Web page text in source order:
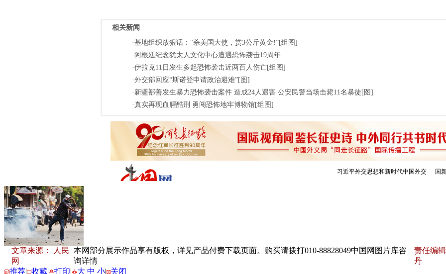
相关新闻
·基地组织放狠话："杀美国大使，赏3公斤黄金!”[组图]
·阿根廷纪念犹太人文化中心遭遇恐怖袭击19周年
·伊拉克11日发生多起恐怖袭击近两百人伤亡[组图]
·外交部回应“斯诺登申请政治避难”[图]
·新疆鄯善发生暴力恐怖袭击案件 造成24人遇害 公安民警当场击毙11名暴徒[图]
·真实再现血腥酷刑 勇闯恐怖地牢博物馆[组图]
文章来源： 人民
网
本网部分展示作品享有版权，详见产品付费下载页面。购买请拨打010-88828049中国网图片库咨
询详情
责任编
丹
推荐| 收藏| 打印| 大 中 小| 关闭